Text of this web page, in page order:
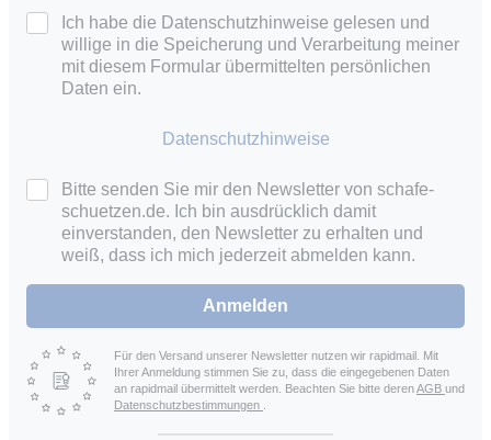
Ich habe die Datenschutzhinweise gelesen und
willige in die Speicherung und Verarbeitung meiner
mit diesem Formular übermittelten persönlichen
Daten ein.
Datenschutzhinweise
Bitte senden Sie mir den Newsletter von schafe-
schuetzen.de. Ich bin ausdrücklich damit
einverstanden, den Newsletter zu erhalten und
weiß, dass ich mich jederzeit abmelden kann.
Anmelden
Für den Versand unserer Newsletter nutzen wir rapidmail. Mit
Ihrer Anmeldung stimmen Sie zu, dass die eingegebenen Daten
an rapidmail übermittelt werden. Beachten Sie bitte derenAGB und
Datenschutzbestimmungen